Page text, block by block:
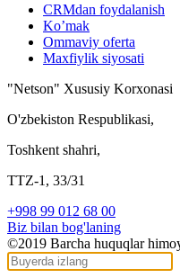
CRMdan foydalanish
Ko’mak
Ommaviy oferta
Maxfiylik siyosati
"Netson" Xususiy Korxonasi
O'zbekiston Respublikasi,
Toshkent shahri,
TTZ-1, 33/31
+998 99 012 68 00
Biz bilan bog'laning
©2019 Barcha huquqlar